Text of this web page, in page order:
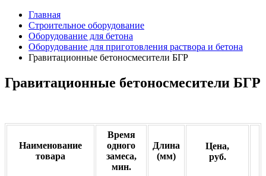
Главная
Строительное оборудование
Оборудование для бетона
Оборудование для приготовления раствора и бетона
Гравитационные бетоносмесители БГР
Гравитационные бетоносмесители БГР
Наименование
товара
Время
одного
замеса,
мин.
Длина
(мм)
Цена,
руб.